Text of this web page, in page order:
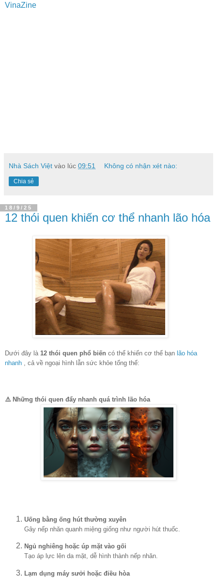
VinaZine
Nhà Sách Việt vào lúc 09:51 Không có nhận xét nào:
Chia sẻ
18/9/25
12 thói quen khiến cơ thể nhanh lão hóa
Dưới đây là 12 thói quen phổ biến có thể khiến cơ thể bạn lão hóa
nhanh , cả về ngoại hình lẫn sức khỏe tổng thể:
⚠️ Những thói quen đẩy nhanh quá trình lão hóa
Uống bằng ống hút thường xuyên
Gây nếp nhăn quanh miệng giống như người hút thuốc.
Ngủ nghiêng hoặc úp mặt vào gối
Tạo áp lực lên da mặt, dễ hình thành nếp nhăn.
Lạm dụng máy sưởi hoặc điều hòa